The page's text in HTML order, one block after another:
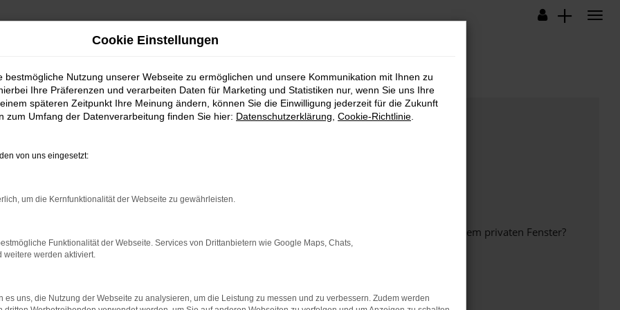
bestimmter Seiten verhindern. Funktioniert die Seite in einem anderen Browser oder in einem privaten Fenster?
beheben.
auf dem neuesten Stand sind.
kann auch dazu führen, dass bestimmte Funktionen nicht mehr unterstützt werden.
Cookie Einstellungen
bestmögliche Nutzung unserer Webseite zu ermöglichen und unsere Kommunikation mit Ihnen zu
Ihre Präferenzen und verarbeiten Daten für Marketing und Statistiken nur, wenn Sie uns Ihre
späteren Zeitpunkt Ihre Meinung ändern, können Sie die Einwilligung jederzeit für die Zukunft
zum Umfang der Datenverarbeitung finden Sie hier: Datenschutzerklärung Cookie-Richtlinie
von uns eingesetzt:
um die Kernfunktionalität der Webseite zu gewährleisten.
Funktionalität der Webseite. Services von Drittanbietern wie Google Maps, Chats,
weitere werden aktiviert.
es uns, die Nutzung der Webseite zu analysieren, um die Leistung zu messen und zu verbessern. Zudem werden